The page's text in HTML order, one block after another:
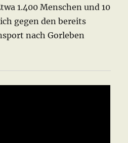
1.400 Menschen und 10
gegen den bereits
nach Gorleben